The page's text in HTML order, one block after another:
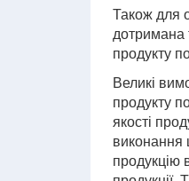
Також для
дотримана
продукту
Великі
продукту
якості
виконання
продукцію